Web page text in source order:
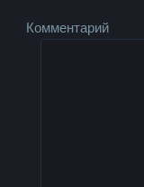
Комментарий